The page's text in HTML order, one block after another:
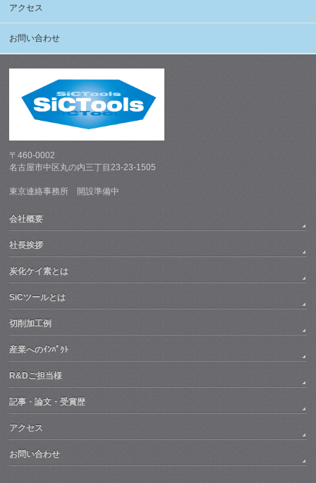
アクセス
お問い合わせ
〒460-0002
名古屋市中区丸の内三丁目23-23-1505
東京連絡事務所 開設準備中
会社概要
社長挨拶
炭化ケイ素とは
SiCツールとは
切削加工例
産業へのｲﾝﾊﾟｸﾄ
R&Dご担当様
記事・論文・受賞歴
アクセス
お問い合わせ